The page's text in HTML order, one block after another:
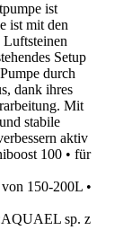
ist
ist mit den
Luftsteinen
Setup
durch
dank ihres
Mit
stabile
aktiv
100 • für
150-200L •
sp. z